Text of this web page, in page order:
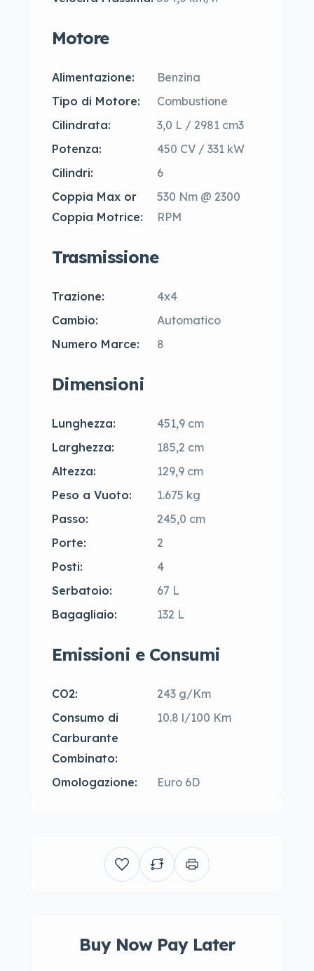
Motore
Alimentazione:
Benzina
Tipo di Motore:
Combustione
Cilindrata:
3,0 L / 2981 cm3
Potenza:
450 CV / 331 kW
Cilindri:
6
Coppia Max or
Coppia Motrice:
530 Nm @ 2300
RPM
Trasmissione
Trazione:
4x4
Cambio:
Automatico
Numero Marce:
8
Dimensioni
Lunghezza:
451,9 cm
Larghezza:
185,2 cm
Altezza:
129,9 cm
Peso a Vuoto:
1.675 kg
Passo:
245,0 cm
Porte:
2
Posti:
4
Serbatoio:
67 L
Bagagliaio:
132 L
Emissioni e Consumi
CO2:
243 g/Km
Consumo di
Carburante
Combinato:
10.8 l/100 Km
Omologazione: Euro 6D
Buy Now Pay Later